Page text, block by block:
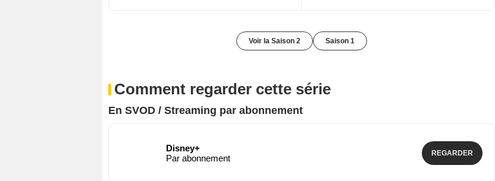
Voir la Saison 2 Saison 1
Comment regarder cette série
En SVOD / Streaming par abonnement
Disney+
Par abonnement
REGARDER